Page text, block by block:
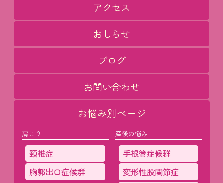
アクセス
おしらせ
ブログ
お問い合わせ
お悩み別ページ
肩こり
頚椎症
胸郭出口症候群
産後の悩み
手根管症候群
変形性股関節症